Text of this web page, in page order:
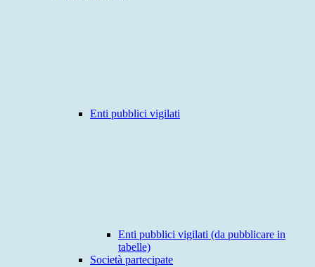
Enti pubblici vigilati
Enti pubblici vigilati (da pubblicare in
tabelle)
Società partecipate